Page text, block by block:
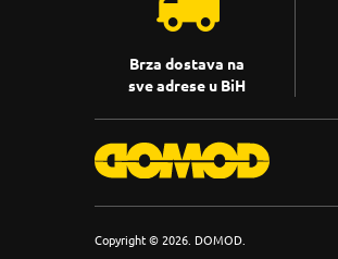
Brza dostava na
sve adrese u BiH
Copyright © 2026. DOMOD.